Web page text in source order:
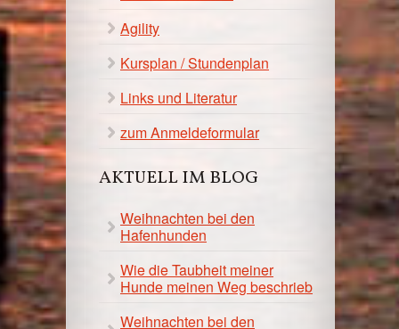
Agility
Kursplan / Stundenplan
Links und Literatur
zum Anmeldeformular
AKTUELL IM BLOG
Weihnachten bei den
Hafenhunden
Wie die Taubheit meiner
Hunde meinen Weg beschrieb
Weihnachten bei den